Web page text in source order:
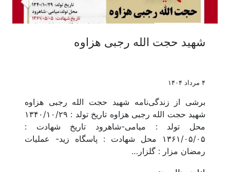
شهید حجت الله رجبی هزاوه
۴ مرداد ۱۴۰۴
برشی از زندگی‌نامه شهید حجت الله رجبی هزاوه
شهید حجت الله رجبی هزاوه تاریخ تولد : ۱۳۴۰/۱۰/۲۹
محل تولد : میامی-شاهرود تاریخ شهادت :
۱۳۶۱/۰۵/۰۵ محل شهادت : پاسگاه زید- عملیات
رمضان مزار : گلزار…